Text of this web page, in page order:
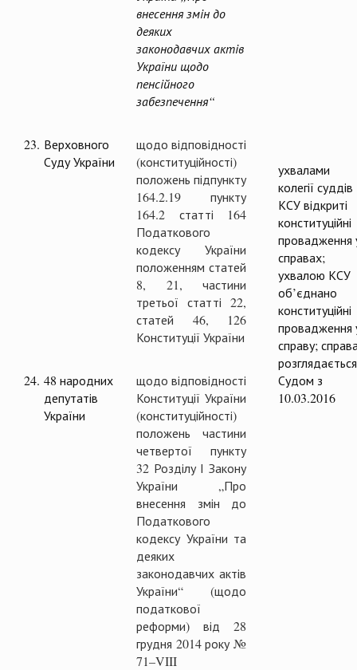
внесення змін до
деяких
законодавчих актів
України щодо
пенсійного
забезпечення“
23. Верховного
Суду України
щодо відповідності
(конституційності)
положень підпункту
164.2.19 пункту
164.2 статті 164
Податкового
кодексу України
положенням статей
8, 21, частини
третьої статті 22,
статей 46, 126
Конституції України
ухвалами
колегії суддів
КСУ відкриті
конституційні
провадження
справах;
ухвалою КСУ
об’єднано
конституційні
провадження
справу;
розглядається
Судом з
10.03.2016
24. 48 народних
депутатів
України
щодо відповідності
Конституції України
(конституційності)
положень частини
четвертої пункту
32 Розділу І Закону
України „Про
внесення змін до
Податкового
кодексу України та
деяких
законодавчих актів
України“ (щодо
податкової
реформи) від 28
грудня 2014 року №
71–VIII